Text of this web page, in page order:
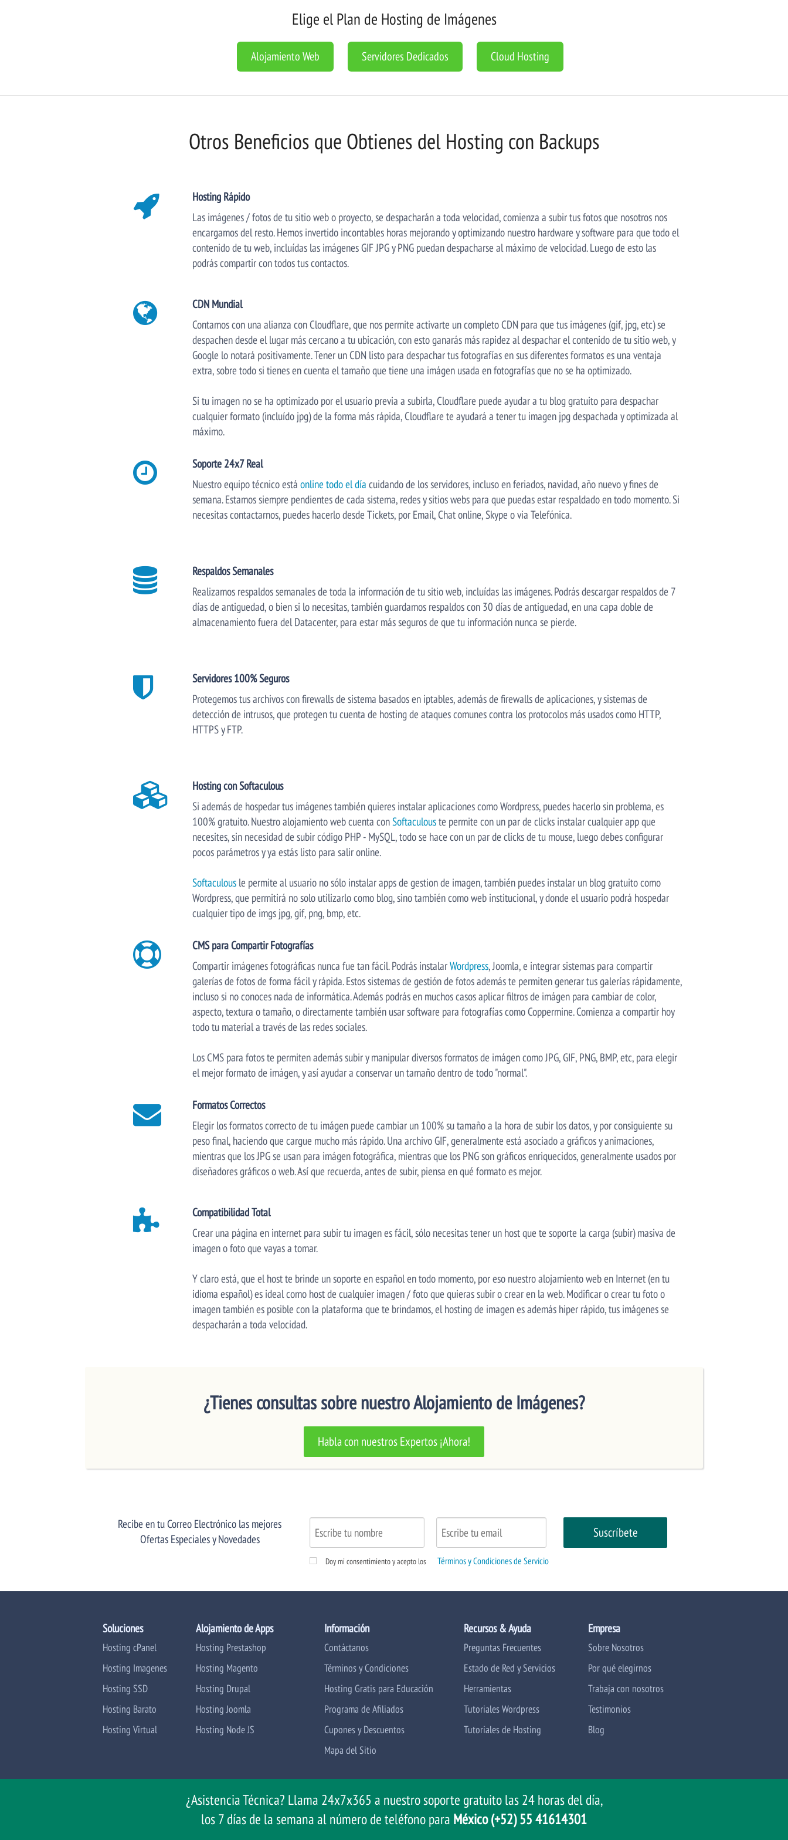
Elige el Plan de Hosting de Imágenes
Alojamiento Web Servidores Dedicados Cloud Hosting
Otros Beneficios que Obtienes del Hosting con Backups
Hosting Rápido
Las imágenes / fotos de tu sitio web o proyecto, se despacharán a toda velocidad, comienza a subir tus fotos que nosotros nos
encargamos del resto. Hemos invertido incontables horas mejorando y optimizando nuestro hardware y software para que todo el
contenido de tu web, incluídas las imágenes GIF JPG y PNG puedan despacharse al máximo de velocidad. Luego de esto las
podrás compartir con todos tus contactos.
CDN Mundial
Contamos con una alianza con Cloudflare, que nos permite activarte un completo CDN para que tus imágenes (gif, jpg, etc) se
despachen desde el lugar más cercano a tu ubicación, con esto ganarás más rapidez al despachar el contenido de tu sitio web, y
Google lo notará positivamente. Tener un CDN listo para despachar tus fotografías en sus diferentes formatos es una ventaja
extra, sobre todo si tienes en cuenta el tamaño que tiene una imágen usada en fotografías que no se ha optimizado.
Si tu imagen no se ha optimizado por el usuario previa a subirla, Cloudflare puede ayudar a tu blog gratuito para despachar
cualquier formato (incluído jpg) de la forma más rápida, Cloudflare te ayudará a tener tu imagen jpg despachada y optimizada al
máximo.
Soporte 24x7 Real
Nuestro equipo técnico está online todo el día cuidando de los servidores, incluso en feriados, navidad, año nuevo y fines de
semana. Estamos siempre pendientes de cada sistema, redes y sitios webs para que puedas estar respaldado en todo momento. Si
necesitas contactarnos, puedes hacerlo desde Tickets, por Email, Chat online, Skype o via Telefónica.
Respaldos Semanales
Realizamos respaldos semanales de toda la información de tu sitio web, incluídas las imágenes. Podrás descargar respaldos de 7
días de antiguedad, o bien si lo necesitas, también guardamos respaldos con 30 días de antiguedad, en una capa doble de
almacenamiento fuera del Datacenter, para estar más seguros de que tu información nunca se pierde.
Servidores 100% Seguros
Protegemos tus archivos con firewalls de sistema basados en iptables, además de firewalls de aplicaciones, y sistemas de
detección de intrusos, que protegen tu cuenta de hosting de ataques comunes contra los protocolos más usados como HTTP,
HTTPS y FTP.
Hosting con Softaculous
Si además de hospedar tus imágenes también quieres instalar aplicaciones como Wordpress, puedes hacerlo sin problema, es
100% gratuito. Nuestro alojamiento web cuenta conSoftaculouste permite con un par de clicks instalar cualquier app que
necesites, sin necesidad de subir código PHP - MySQL, todo se hace con un par de clicks de tu mouse, luego debes configurar
pocos parámetros y ya estás listo para salir online.
Softaculousle permite al usuario no sólo instalar apps de gestion de imagen, también puedes instalar un blog gratuito como
Wordpress, que permitirá no solo utilizarlo como blog, sino también como web institucional, y donde el usuario podrá hospedar
cualquier tipo de imgs jpg, gif, png, bmp, etc.
CMS para Compartir Fotografías
Compartir imágenes fotográficas nunca fue tan fácil. Podrás instalarWordpress, Joomla, e integrar sistemas para compartir
galerías de fotos de forma fácil y rápida. Estos sistemas de gestión de fotos además te permiten generar tus galerías rápidamente,
incluso si no conoces nada de informática. Además podrás en muchos casos aplicar filtros de imágen para cambiar de color,
aspecto, textura o tamaño, o directamente también usar software para fotografías como Coppermine. Comienza a compartir hoy
todo tu material a través de las redes sociales.
Los CMS para fotos te permiten además subir y manipular diversos formatos de imágen como JPG, GIF, PNG, BMP, etc, para elegir
el mejor formato de imágen, y así ayudar a conservar un tamaño dentro de todo "normal".
Formatos Correctos
Elegir los formatos correcto de tu imágen puede cambiar un 100% su tamaño a la hora de subir los datos, y por consiguiente su
peso final, haciendo que cargue mucho más rápido. Una archivo GIF, generalmente está asociado a gráficos y animaciones,
mientras que los JPG se usan para imágen fotográfica, mientras que los PNG son gráficos enriquecidos, generalmente usados por
diseñadores gráficos o web. Así que recuerda, antes de subir, piensa en qué formato es mejor.
Compatibilidad Total
Crear una página en internet para subir tu imagen es fácil, sólo necesitas tener un host que te soporte la carga (subir) masiva de
imagen o foto que vayas a tomar.
Y claro está, que el host te brinde un soporte en español en todo momento, por eso nuestro alojamiento web en Internet (en tu
idioma español) es ideal como host de cualquier imagen / foto que quieras subir o crear en la web. Modificar o crear tu foto o
imagen también es posible con la plataforma que te brindamos, el hosting de imagen es además hiper rápido, tus imágenes se
despacharán a toda velocidad.
¿Tienes consultas sobre nuestro Alojamiento de Imágenes?
Habla con nuestros Expertos ¡Ahora!
Recibe en tu Correo Electrónico las mejores
Ofertas Especiales y Novedades
Doy mi consentimiento y acepto los Términos y Condiciones de Servicio
Soluciones
Hosting cPanel
Hosting Imagenes
Hosting SSD
Hosting Barato
Hosting Virtual
Alojamiento de Apps
Hosting Prestashop
Hosting Magento
Hosting Drupal
Hosting Joomla
Hosting Node JS
Información
Contáctanos
Términos y Condiciones
Hosting Gratis para Educación
Programa de Afiliados
Cupones y Descuentos
Mapa del Sitio
Recursos & Ayuda
Preguntas Frecuentes
Estado de Red y Servicios
Herramientas
Tutoriales Wordpress
Tutoriales de Hosting
Empresa
Sobre Nosotros
Por qué elegirnos
Trabaja con nosotros
Testimonios
Blog
¿Asistencia Técnica? Llama 24x7x365 a nuestro soporte gratuito las 24 horas del día,
los 7 días de la semana al número de teléfono para México (+52) 55 41614301